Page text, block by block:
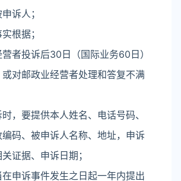
诉人；
根据；
者投诉后30日（国际业务60日）
对邮政业经营者处理和答复不满
，要提供本人姓名、电话号码、
码、被申诉人名称、地址，申诉
证据、申诉日期；
申诉事件发生之日起一年内提出